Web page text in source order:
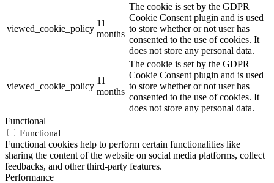
viewed_cookie_policy
11
months
The cookie is set by the GDPR
Cookie Consent plugin and is used
to store whether or not user has
consented to the use of cookies. It
does not store any personal data.
viewed_cookie_policy
11
months
The cookie is set by the GDPR
Cookie Consent plugin and is used
to store whether or not user has
consented to the use of cookies. It
does not store any personal data.
Functional
Functional
Functional cookies help to perform certain functionalities like
sharing the content of the website on social media platforms, collect
feedbacks, and other third-party features.
Performance